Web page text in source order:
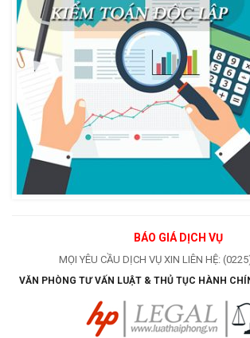
BÁO GIÁ DỊCH VỤ
MỌI YÊU CẦU DỊCH VỤ XIN LIÊN HỆ:
VĂN PHÒNG TƯ VẤN LUẬT & THỦ TỤC HÀNH